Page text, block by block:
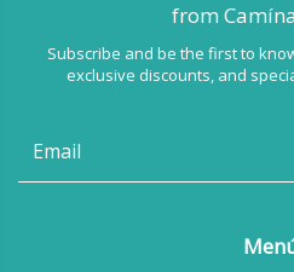
from
Subscribe and be the first to
exclusive discounts, and